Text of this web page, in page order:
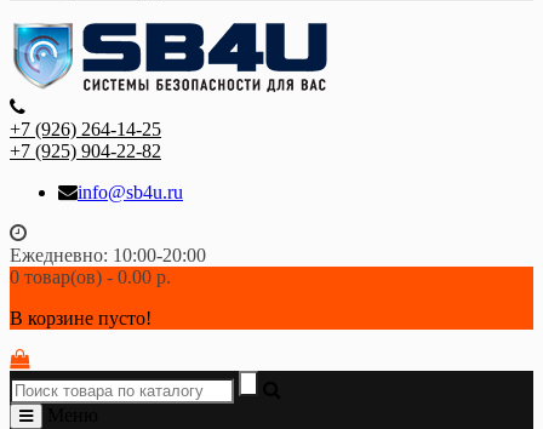
+7 (926) 264-14-25
+7 (925) 904-22-82
info@sb4u.ru
Ежедневно: 10:00-20:00
0 товар(ов) - 0.00 р.
В корзине пусто!